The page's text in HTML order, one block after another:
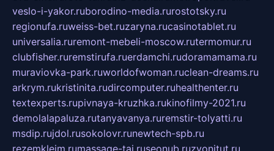
veslo-i-yakor.ruborodino-media.rurostotsky.ru
regionufa.ruweiss-bet.ruzaryna.rucasinotablet.ru
universalia.ruremont-mebeli-moscow.rutermomur.ru
clubfisher.ruremstirufa.ruerdamchi.rudoramamama.ru
muraviovka-park.ruworldofwoman.ruclean-dreams.ru
arkrym.rukristinita.rudircomputer.ruhealthenter.ru
textexperts.rupivnaya-kruzhka.rukinofilmy-2021.ru
demolalapaluza.rutanyavanya.ruremstir-tolyatti.ru
msdip.rujdol.rusokolovr.runewtech-spb.ru
rezemkleim.rumassage-tai.ruseonub.ruzvonitut.ru